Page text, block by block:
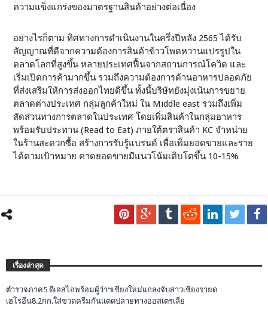
ความแข็งแกร่งของมาตรฐานสินค้าอย่างต่อเนื่อง
อย่างไรก็ตาม ทิศทางการดำเนินงานในครึ่งปีหลัง 2565 ได้รับ
สัญญาณที่ดีจากความต้องการสินค้าข้าวโพดหวานแปรรูปใน
ตลาดโลกที่สูงขึ้น หลายประเทศฟื้นจากสถานการณ์โควิด และ
เริ่มเปิดการค้ามากขึ้น รวมถึงความต้องการด้านอาหารปลอดภัย
ที่ส่งเสริมให้การส่งออกไทยดีขึ้น ทั้งนี้บริษัทยังมุ่งเน้นการขยาย
ตลาดต่างประเทศ กลุ่มลูกค้าใหม่ ใน Middle east รวมถึงเพิ่ม
สัดส่วนทางการตลาดในประเทศ โดยเพิ่มสินค้าในกลุ่มอาหาร
พร้อมรับประทาน (Read to Eat) ภายใต้ตราสินค้า KC จำหน่าย
ในร้านสะดวกซื้อ สร้างการรับรู้แบรนด์ เพื่อเพิ่มยอดขายและราย
ได้ตามเป้าหมาย คาดยอดขายมีแนวโน้มเติบโตขึ้น 10-15%
เรื่องล่าสุด
ตำรวจภาค5 ดีเอสไอพร้อมผู้ว่าฯเชียงใหม่แถลงจับสาวเชียงรายด
เฮโรอีน8.2กก.ใส่ขวดครีมกันแดดปลายทางออสเตรเลีย